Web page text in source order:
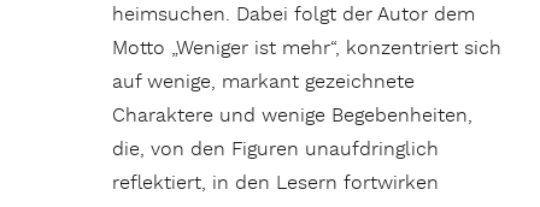
heimsuchen. Dabei folgt der Autor dem
Motto „Weniger ist mehr“, konzentriert sich
auf wenige, markant gezeichnete
Charaktere und wenige Begebenheiten,
die, von den Figuren unaufdringlich
reflektiert, in den Lesern fortwirken